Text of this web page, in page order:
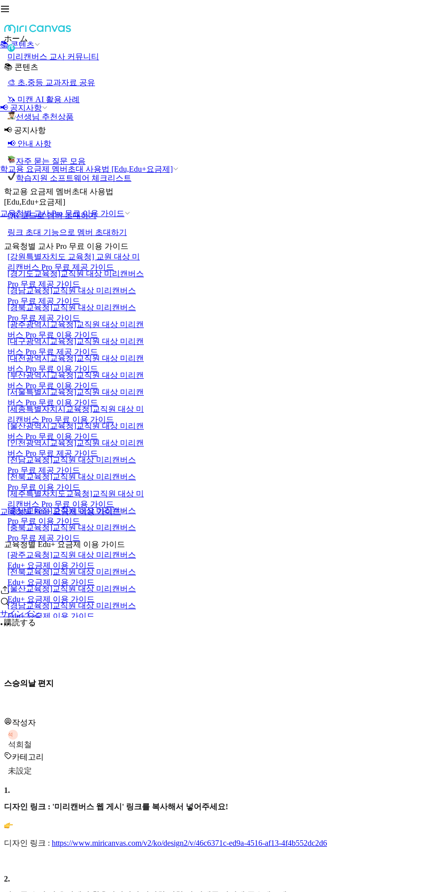
📚 콘텐츠
📢 공지사항
학교용 요금제 멤버초대 사용법 [Edu,Edu+요금제]
교육청별 교사 Pro 무료 이용 가이드
교육청별 Edu+ 요금제 이용 가이드
サインイン
ホーム
미리캔버스 교사 커뮤니티
📚 콘텐츠
🎨 초.중등 교과자료 공유
🦄 미캔 AI 활용 사례
선생님 추천상품
📢 공지사항
📢 안내 사항
자주 묻는 질문 모음
학습지원 소프트웨어 체크리스트
학교용 요금제 멤버초대 사용법
[Edu,Edu+요금제]
QR 코드로 멤버 초대하기
링크 초대 기능으로 멤버 초대하기
교육청별 교사 Pro 무료 이용 가이드
[강원특별자치도 교육청] 교원 대상 미
리캔버스 Pro 무료 제공 가이드
[경기도교육청]교직원 대상 미리캔버스
Pro 무료 제공 가이드
[경남교육청]교직원 대상 미리캔버스
Pro 무료 제공 가이드
[경북교육청]교직원 대상 미리캔버스
Pro 무료 제공 가이드
[광주광역시교육청]교직원 대상 미리캔
버스 Pro 무료 이용 가이드
[대구광역시교육청]교직원 대상 미리캔
버스 Pro 무료 제공 가이드
[대전광역시교육청]교직원 대상 미리캔
버스 Pro 무료 이용 가이드
[부산광역시교육청]교직원 대상 미리캔
버스 Pro 무료 이용 가이드
[서울특별시교육청]교직원 대상 미리캔
버스 Pro 무료 이용 가이드
[세종특별자치시교육청]교직원 대상 미
리캔버스 Pro 무료 이용 가이드
[울산광역시교육청]교직원 대상 미리캔
버스 Pro 무료 이용 가이드
[인천광역시교육청]교직원 대상 미리캔
버스 Pro 무료 제공 가이드
[전남교육청]교직원 대상 미리캔버스
Pro 무료 제공 가이드
[전북교육청]교직원 대상 미리캔버스
Pro 무료 이용 가이드
[제주특별자치도교육청]교직원 대상 미
리캔버스 Pro 무료 이용 가이드
[충남교육청]교직원 대상 미리캔버스
Pro 무료 이용 가이드
[충북교육청]교직원 대상 미리캔버스
Pro 무료 제공 가이드
교육청별 Edu+ 요금제 이용 가이드
[광주교육청]교직원 대상 미리캔버스
Edu+ 요금제 이용 가이드
[전북교육청]교직원 대상 미리캔버스
Edu+ 요금제 이용 가이드
[울산교육청]교직원 대상 미리캔버스
Edu+ 요금제 이용 가이드
[경남교육청]교직원 대상 미리캔버스
Edu+ 요금제 이용 가이드
購読する
스승의날 편지
작성자
석
석희철
카테고리
未設定
1.
디자인 링크 : '미리캔버스 웹 게시' 링크를 복사해서 넣어주세요!
디자인 링크 : https://www.miricanvas.com/v2/ko/design2/v/46c6371c-ed9a-4516-af13-4f4b552dc2d6
2.